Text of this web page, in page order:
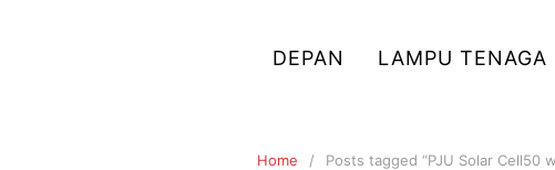
DEPAN LAMPU TENAGA
Home Posts tagged “PJU Solar Cell50